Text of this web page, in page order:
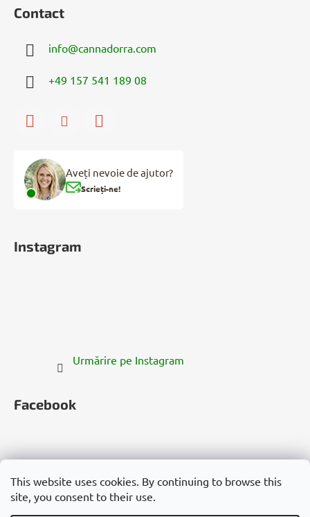
This website uses cookies. By continuing to browse this
site, you consent to their use.
Contact
info@cannadorra.com
+49 157 541 189 08
Aveți nevoie de ajutor?
Scrieți-ne!
Instagram
Urmărire pe Instagram
Facebook
Česko Slovensko Magyarország